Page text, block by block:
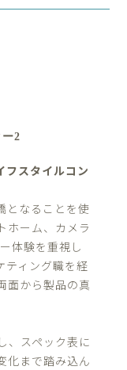
2
フスタイルコン
となることを使
ホーム、カメラ
体験を重視し
ティング職を経
面から製品の真
、スペック表に
化まで踏み込ん